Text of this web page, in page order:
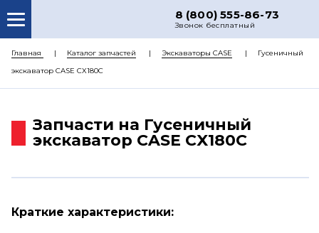
8 (800) 555-86-73
Звонок бесплатный
О НАС
ДОСТАВКА
Главная Каталог запчастей Экскаваторы CASE
Гусеничный
экскаватор CASE CX180C
Запчасти на Гусеничный
экскаватор CASE CX180C
Краткие характеристики: